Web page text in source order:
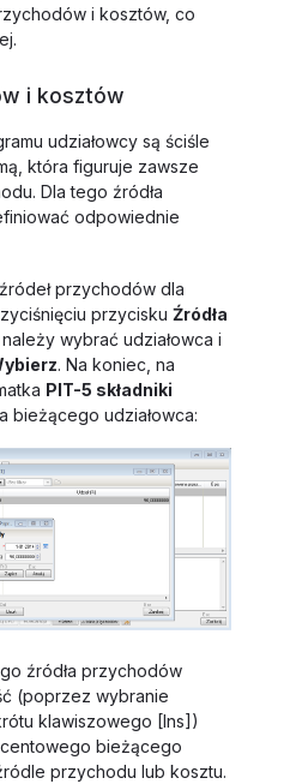
i kosztów, co
i kosztów
udziałowcy są ściśle
która figuruje zawsze
Dla tego źródła
odpowiednie
przychodów dla
przycisku Źródła
wybrać udziałowca i
. Na koniec, na
PIT-5 składniki
bieżącego udziałowca:
źródła przychodów
(poprzez wybranie
klawiszowego [Ins] )
bieżącego
przychodu lub kosztu.